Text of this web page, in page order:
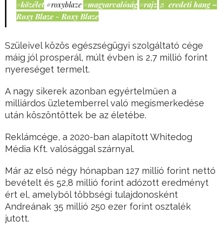
#közélet #roxyblaze #magyarvalóság #rajz ♬ eredeti hang –
Roxy Blaze - Roxy Blaze
Szüleivel közös egészségügyi szolgáltató cége
máig jól prosperál, múlt évben is 2,7 millió forint
nyereséget termelt.
A nagy sikerek azonban egyértelműen a
milliárdos üzletemberrel való megismerkedése
után köszöntöttek be az életébe.
Reklámcége, a 2020-ban alapított Whitedog
Média Kft. valósággal szárnyal.
Már az első négy hónapban 127 millió forint nettó
bevételt és 52,8 millió forint adózott eredményt
ért el, amelyből többségi tulajdonosként
Andreának 35 millió 250 ezer forint osztalék
jutott.